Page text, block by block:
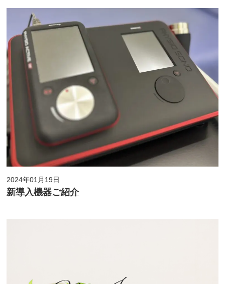
2024年01月19日
新導入機器ご紹介